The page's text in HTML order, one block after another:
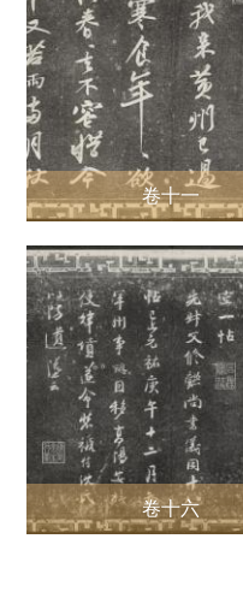
卷十一
卷十六